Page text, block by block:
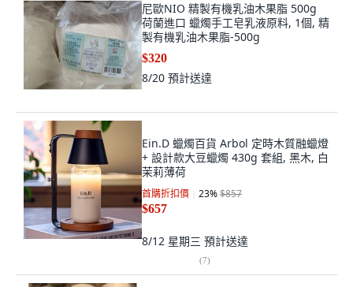
尼歐NIO 精製有機乳油木果脂 500g
荷蘭進口 蠟燭手工皂乳液原料, 1個, 精
製有機乳油木果脂-500g
$320
8/20 預計送達
Ein.D 蠟燭百貨 Arbol 定時木質融蠟燈
+ 設計款大豆蠟燭 430g 套組, 黑木, 白
茉莉薄荷
首購折扣價 23%$857
$657
8/12 星期三 預計送達
(7)